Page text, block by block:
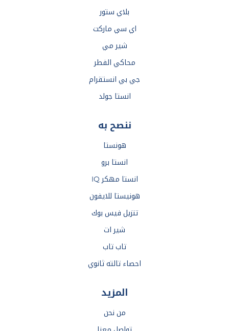
بلاي ستور
اي سي ماركت
شير مي
محاكي الفطر
جي بي انستقرام
انستا جولد
ننصح به
هونستا
انستا برو
انستا مهكر IQ
هونيستا للايفون
تنزيل فيس بوك
شير ات
تاب تاب
احصاء تالته ثانوي
المزيد
من نحن